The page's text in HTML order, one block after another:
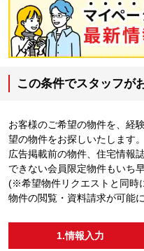
この条件でスタッフが
お客様のご希望の物件を、経
望の物件をお探しいたします。
広告掲載前の物件、住宅情報
できない会員限定物件もいち
(※希望物件リクエストと同時
物件の閲覧・資料請求が可能
1.情報入力